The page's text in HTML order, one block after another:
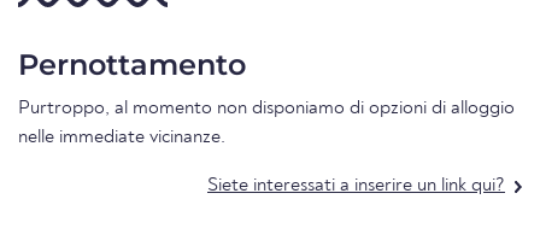
Pernottamento
Purtroppo, al momento non disponiamo di opzioni di alloggio
nelle immediate vicinanze.
Siete interessati a inserire un link qui?